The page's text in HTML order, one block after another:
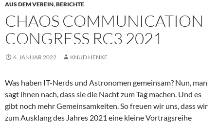
AUS DEM VEREIN,BERICHTE
CHAOS COMMUNICATION
CONGRESS RC3 2021
6. JANUAR 2022 KNUD HENKE
Was haben IT-Nerds und Astronomen gemeinsam? Nun, man
sagt ihnen nach, dass sie die Nacht zum Tag machen. Und es
gibt noch mehr Gemeinsamkeiten. So freuen wir uns, dass wir
zum Ausklang des Jahres 2021 eine kleine Vortragsreihe